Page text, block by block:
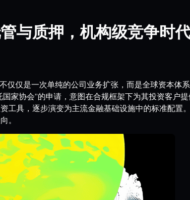
与质押，机构级竞争时
仅是一次单纯的公司业务扩张，而是全球资本体
家协会”的申请，意图在合规框架下为其投资客户
具，逐步演变为主流金融基础设施中的标准配置
。